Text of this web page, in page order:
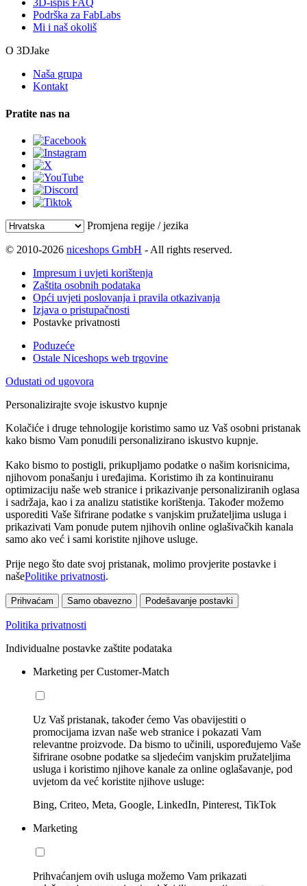
3D-ispis FAQ
Podrška za FabLabs
Mi i naš okoliš
O 3DJake
Naša grupa
Kontakt
Pratite nas na
Promjena regije / jezika
© 2010-2026 niceshops GmbH - All rights reserved.
Impresum i uvjeti korištenja
Zaštita osobnih podataka
Opći uvjeti poslovanja i pravila otkazivanja
Izjava o pristupačnosti
Postavke privatnosti
Poduzeće
Ostale Niceshops web trgovine
Odustati od ugovora
Personalizirajte svoje iskustvo kupnje
Kolačiće i druge tehnologije koristimo samo uz Vaš osobni pristanak
kako bismo Vam ponudili personalizirano iskustvo kupnje.
Kako bismo to postigli, prikupljamo podatke o našim korisnicima,
njihovom ponašanju i uređajima. Koristimo ih za kontinuiranu
optimizaciju naše web stranice i prikazivanje personaliziranih oglasa
i sadržaja, kao i za analizu statistike korištenja. Također možemo
usporediti Vaše šifrirane podatke s vanjskim pružateljima usluga i
prikazivati Vam ponude putem njihovih online oglašivačkih kanala
samo ako već i sami koristite njihove usluge.
Prije nego što date svoj pristanak, molimo provjerite postavke i
našePolitike privatnosti.
Prihvaćam Samo obavezno Podešavanje postavki
Politika privatnosti
Individualne postavke zaštite podataka
Marketing per Customer-Match
Uz Vaš pristanak, također ćemo Vas obavijestiti o
promocijama izvan naše web stranice i pokazati Vam
relevantne proizvode. Da bismo to učinili, uspoređujemo Vaše
šifrirane osobne podatke sa sljedećim vanjskim pružateljima
usluga i koristimo njihove kanale za online oglašavanje, pod
uvjetom da već koristite njihove usluge:
Bing, Criteo, Meta, Google, LinkedIn, Pinterest, TikTok
Marketing
Prihvaćanjem ovih usluga možemo Vam prikazati